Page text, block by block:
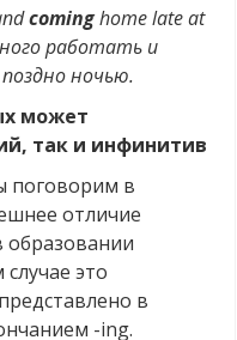
cominghome late at
работать и
ночью.
может
так и инфинитив
поговорим в
отличие
это
в
-ing.